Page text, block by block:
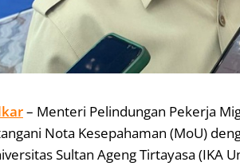
– Menteri Pelindungan Pekerja
Nota Kesepahaman (MoU)
Sultan Ageng Tirtayasa (IKA